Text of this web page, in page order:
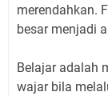
merendahkan.
besar menjadi
Belajar adalah
wajar bila